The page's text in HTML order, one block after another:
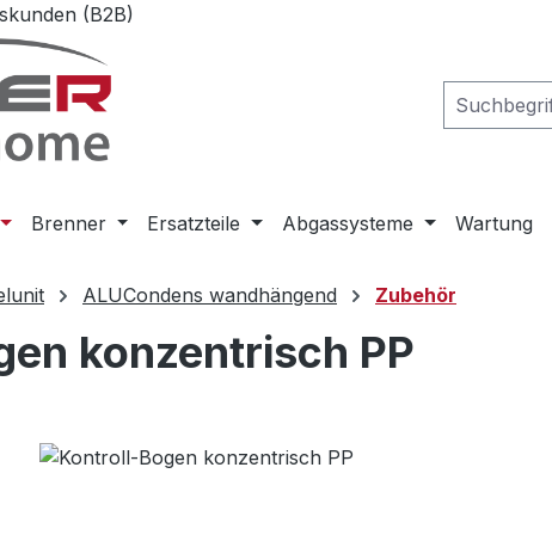
(B2B)
Brenner Ersatzteile Abgassysteme Wartung
ALUCondens wandhängend Zubehör
konzentrisch PP